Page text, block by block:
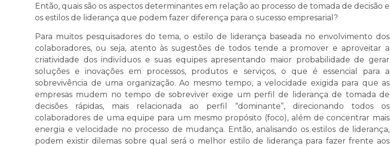
Então, quais são os aspectos determinantes em relação ao processo de tomada de decisão e
os estilos de liderança que podem fazer diferença para o sucesso empresarial?
Para muitos pesquisadores do tema, o estilo de liderança baseada no envolvimento dos
colaboradores, ou seja, atento às sugestões de todos tende a promover e aproveitar a
criatividade dos indivíduos e suas equipes apresentando maior probabilidade de gerar
soluções e inovações em processos, produtos e serviços, o que é essencial para a
sobrevivência de uma organização. Ao mesmo tempo, a velocidade exigida para que as
empresas mudem no tempo de sobreviver exige um perfil de liderança de tomada de
decisões rápidas, mais relacionada ao perfil “dominante”, direcionando todos os
colaboradores de uma equipe para um mesmo propósito (foco), além de concentrar mais
energia e velocidade no processo de mudança. Então, analisando os estilos de liderança,
podem existir dilemas sobre qual será o melhor estilo de liderança para fazer frente aos